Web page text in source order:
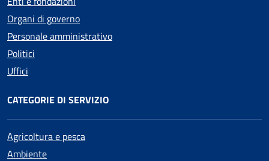
Organi di governo
Personale amministrativo
Politici
Uffici
CATEGORIE DI SERVIZIO
Agricoltura e pesca
Ambiente